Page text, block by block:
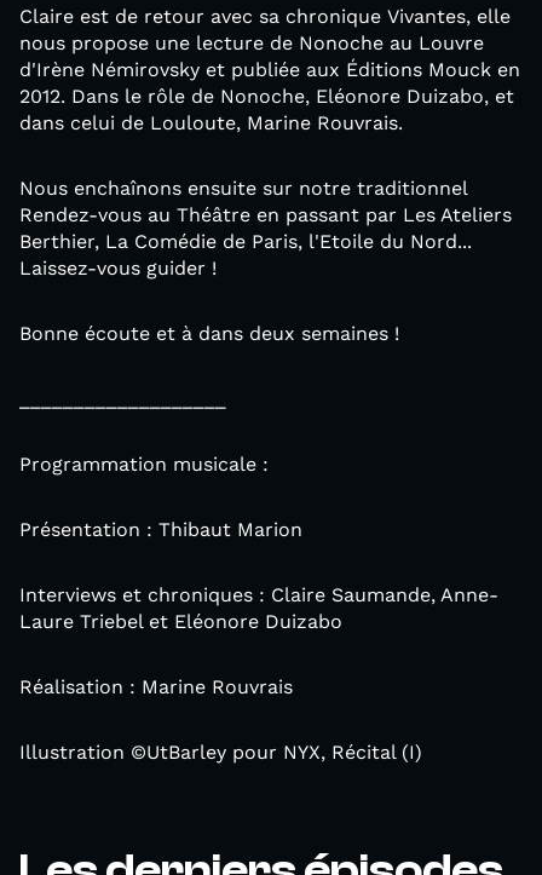
Claire est de retour avec sa chronique Vivantes, elle
nous propose une lecture de Nonoche au Louvre
d'Irène Némirovsky et publiée aux Éditions Mouck en
2012. Dans le rôle de Nonoche, Eléonore Duizabo, et
dans celui de Louloute, Marine Rouvrais.
Nous enchaînons ensuite sur notre traditionnel
Rendez-vous au Théâtre en passant par Les Ateliers
Berthier, La Comédie de Paris, l'Etoile du Nord...
Laissez-vous guider !
Bonne écoute et à dans deux semaines !
Programmation musicale :
Présentation : Thibaut Marion
Interviews et chroniques : Claire Saumande, Anne-
Laure Triebel et Eléonore Duizabo
Réalisation : Marine Rouvrais
Illustration ©UtBarley pour NYX, Récital (I)